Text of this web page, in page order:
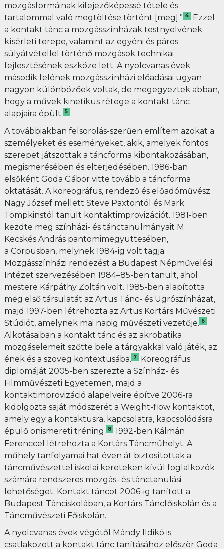
mozgásformáinak kifejezőképessé tétele és
tartalommal való megtöltése történt [meg].” 4
Ezzel
a kontakt tánc a mozgásszínházak testnyelvének
kísérleti terepe, valamint az egyéni és páros
súlyátvétellel történő mozgások technikai
fejlesztésének eszköze lett. A nyolcvanas évek
második felének mozgásszínházi előadásai ugyan
nagyon különbözőek voltak, de megegyeztek abban,
hogy a művek kinetikus rétege a kontakt tánc
alapjaira épült. 5
A továbbiakban felsorolás-szerűen említem azokat a
személyeket és eseményeket, akik, amelyek fontos
szerepet játszottak a táncforma kibontakozásában,
megismerésében és elterjedésében. 1986-ban
elsőként Goda Gábor vitte tovább a táncforma
oktatását. A koreográfus, rendező és előadóművész
Nagy József mellett Steve Paxtontól és Mark
Tompkinstól tanult kontaktimprovizációt. 1981-ben
kezdte meg színházi- és tánctanulmányait M.
Kecskés András pantomimegyüttesében,
a Corpusban, melynek 1984-ig volt tagja.
Mozgásszínházi rendezést a Budapest Népművelési
Intézet szervezésében 1984–85-ben tanult, ahol
mestere Kárpáthy Zoltán volt. 1985-ben alapította
meg első társulatát az Artus Tánc- és Ugrószínházat,
majd 1997-ben létrehozta az Artus Kortárs Művészeti
Stúdiót, amelynek mai napig művészeti vezetője. 6
Alkotásaiban a kontakt tánc és az akrobatika
mozgáselemeit szőtte bele a tárgyakkal való játék, az
ének és a szöveg kontextusába. 7
Koreográfus
diplomáját 2005-ben szerezte a Színház- és
Filmművészeti Egyetemen, majd a
kontaktimprovizáció alapelveire építve 2006-ra
kidolgozta saját módszerét a Weight-flow kontaktot,
amely egy a kontaktusra, kapcsolatra, kapcsolódásra
épülő önismereti tréning. 8
1992-ben Kálmán
Ferenccel létrehozta a Kortárs Táncműhelyt. A
műhely tanfolyamai hat éven át biztosítottak a
táncművészettel iskolai kereteken kívül foglalkozók
számára rendszeres mozgás- és tánctanulási
lehetőséget. Kontakt táncot 2006-ig tanított a
Budapest Tánciskolában, a Kortárs Táncfőiskolán és a
Táncművészeti Főiskolán.
A nyolcvanas évek végétől Mándy Ildikó is
csatlakozott a kontakt tánc tanításához először Goda